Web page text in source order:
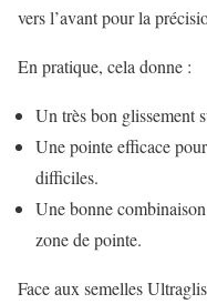
vers l’avant pour la
En pratique, cela donne :
Un très bon glissement
Une pointe efficace
difficiles.
Une bonne
zone de pointe.
Face aux semelles